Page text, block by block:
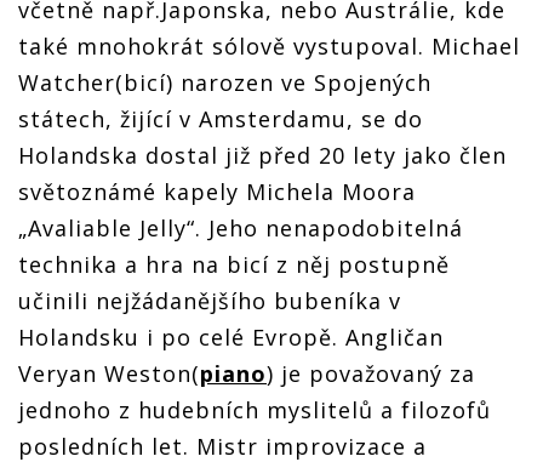
včetně např.Japonska, nebo Austrálie, kde
také mnohokrát sólově vystupoval. Michael
Watcher(bicí) narozen ve Spojených
státech, žijící v Amsterdamu, se do
Holandska dostal již před 20 lety jako člen
světoznámé kapely Michela Moora
„Avaliable Jelly“. Jeho nenapodobitelná
technika a hra na bicí z něj postupně
učinili nejžádanějšího bubeníka v
Holandsku i po celé Evropě. Angličan
Veryan Weston(piano) je považovaný za
jednoho z hudebních myslitelů a filozofů
posledních let. Mistr improvizace a